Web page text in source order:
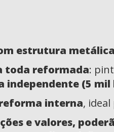
estrutura metálica
toda reformada:
independente (5
interna,
e valores,